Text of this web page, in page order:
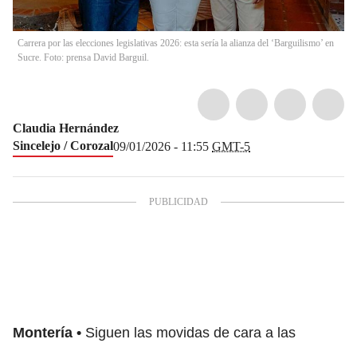
Carrera por las elecciones legislativas 2026: esta sería la alianza del ‘Barguilismo’ en
Sucre. Foto: prensa David Barguil.
Claudia Hernández
Sincelejo / Corozal09/01/2026 - 11:55 GMT-5
Montería
Siguen las movidas de cara a las